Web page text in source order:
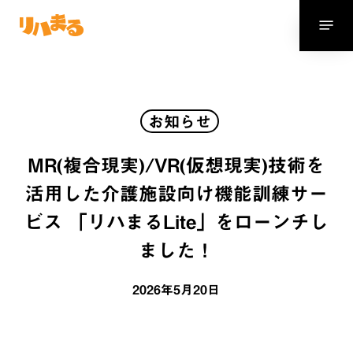
お知らせ
MR(複合現実)/VR(仮想現実)技術を
活用した介護施設向け機能訓練サー
ビス 「リハまるLite」をローンチし
ました！
2026年5月20日